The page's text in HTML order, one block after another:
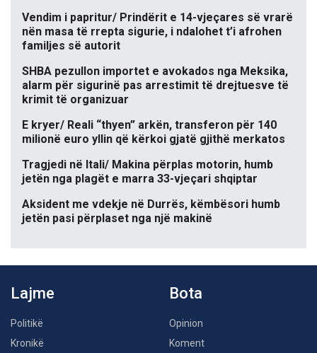
Vendim i papritur/ Prindërit e 14-vjeçares së vrarë
nën masa të rrepta sigurie, i ndalohet t’i afrohen
familjes së autorit
SHBA pezullon importet e avokados nga Meksika,
alarm për sigurinë pas arrestimit të drejtuesve të
krimit të organizuar
E kryer/ Reali “thyen” arkën, transferon për 140
milionë euro yllin që kërkoi gjatë gjithë merkatos
Tragjedi në Itali/ Makina përplas motorin, humb
jetën nga plagët e marra 33-vjeçari shqiptar
Aksident me vdekje në Durrës, këmbësori humb
jetën pasi përplaset nga një makinë
Lajme
Politikë
Kronikë
Bota
Opinion
Koment